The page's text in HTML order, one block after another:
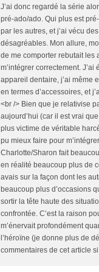
J’ai donc regardé la série
pré-ado/ado. Qui plus est
par les autres, et j’ai vécu
désagréables. Mon allure,
de me comporter rebutait les
m’intégrer correctement. J’ai
appareil dentaire, j’ai même
en termes d’accessoires, et
<br /> Bien que je relativise
aujourd’hui (car il est vrai
plus victime de véritable
pu mieux faire pour
Charlotte/Sharon fait
en réalité beaucoup plus de
avais sur la façon dont les
beaucoup plus d’occasions
sortir la tête haute des
confrontée. C’est la raison
m’énervait profondément
l’héroïne (je donne plus de
commentaires de cet article